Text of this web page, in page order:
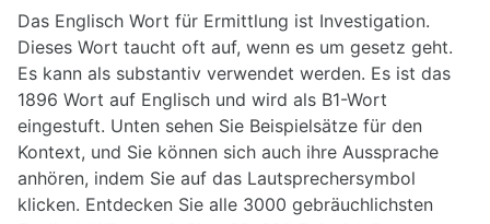
Das Englisch Wort für Ermittlung ist Investigation.
Dieses Wort taucht oft auf, wenn es um gesetz geht.
Es kann als substantiv verwendet werden. Es ist das
1896 Wort auf Englisch und wird als B1-Wort
eingestuft. Unten sehen Sie Beispielsätze für den
Kontext, und Sie können sich auch ihre Aussprache
anhören, indem Sie auf das Lautsprechersymbol
klicken. Entdecken Sie alle 3000 gebräuchlichsten